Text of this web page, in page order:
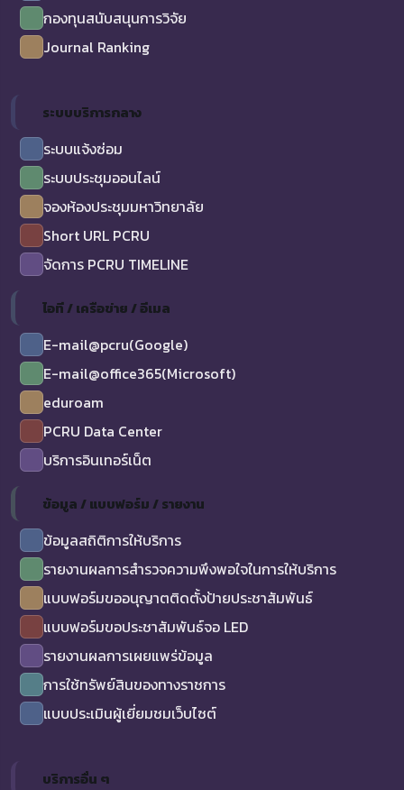
กองทุนสนับสนุนการวิจัย
Journal Ranking
ระบบบริการกลาง
ระบบแจ้งซ่อม
ระบบประชุมออนไลน์
จองห้องประชุมมหาวิทยาลัย
Short URL PCRU
จัดการ PCRU TIMELINE
ไอที / เครือข่าย / อีเมล
E-mail@pcru(Google)
E-mail@office365(Microsoft)
eduroam
PCRU Data Center
บริการอินเทอร์เน็ต
ข้อมูล / แบบฟอร์ม / รายงาน
ข้อมูลสถิติการให้บริการ
รายงานผลการสำรวจความพึงพอใจในการให้บริการ
แบบฟอร์มขออนุญาตติดตั้งป้ายประชาสัมพันธ์
แบบฟอร์มขอประชาสัมพันธ์จอ LED
รายงานผลการเผยแพร่ข้อมูล
การใช้ทรัพย์สินของทางราชการ
แบบประเมินผู้เยี่ยมชมเว็บไซต์
บริการอื่น ๆ